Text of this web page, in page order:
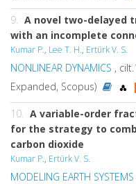
9. A novel two-delayed
with an incomplete
Kumar P., Lee T. H., Ertürk V. S.
NONLINEAR DYNAMICS ,
Expanded, Scopus)
10. A variable-order
for the strategy to
carbon dioxide
Kumar P., Ertürk V. S.
MODELING EARTH